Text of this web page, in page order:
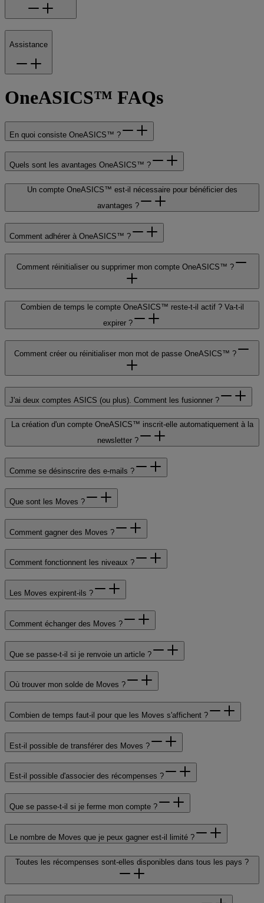
Assistance
OneASICS™ FAQs
En quoi consiste OneASICS™ ?
Quels sont les avantages OneASICS™ ?
Un compte OneASICS™ est-il nécessaire pour bénéficier des
avantages ?
Comment adhérer à OneASICS™ ?
Comment réinitialiser ou supprimer mon compte OneASICS™ ?
Combien de temps le compte OneASICS™ reste-t-il actif ? Va-t-il
expirer ?
Comment créer ou réinitialiser mon mot de passe OneASICS™ ?
J'ai deux comptes ASICS (ou plus). Comment les fusionner ?
La création d'un compte OneASICS™ inscrit-elle automatiquement à la
newsletter ?
Comme se désinscrire des e-mails ?
Que sont les Moves ?
Comment gagner des Moves ?
Comment fonctionnent les niveaux ?
Les Moves expirent-ils ?
Comment échanger des Moves ?
Que se passe-t-il si je renvoie un article ?
Où trouver mon solde de Moves ?
Combien de temps faut-il pour que les Moves s'affichent ?
Est-il possible de transférer des Moves ?
Est-il possible d'associer des récompenses ?
Que se passe-t-il si je ferme mon compte ?
Le nombre de Moves que je peux gagner est-il limité ?
Toutes les récompenses sont-elles disponibles dans tous les pays ?